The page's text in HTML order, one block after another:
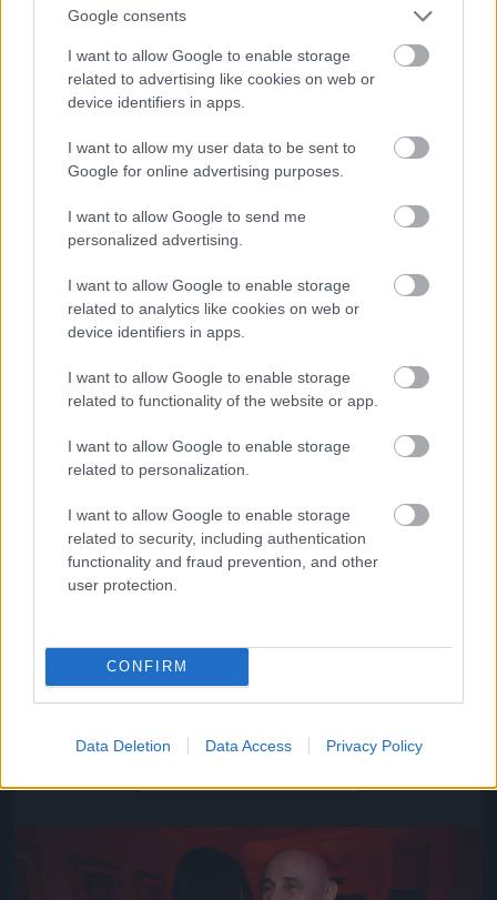
Google consents
I want to allow Google to enable storage
related to advertising like cookies on web or
device identifiers in apps.
I want to allow my user data to be sent to
Google for online advertising purposes.
I want to allow Google to send me
personalized advertising.
I want to allow Google to enable storage
related to analytics like cookies on web or
device identifiers in apps.
I want to allow Google to enable storage
related to functionality of the website or app.
I want to allow Google to enable storage
related to personalization.
I want to allow Google to enable storage
related to security, including authentication
functionality and fraud prevention, and other
user protection.
CONFIRM
Data Deletion Data Access Privacy Policy
Fotó: Szécsi István / Velvet
Jön még kép!
Fotó: Szécsi István / Velvet
Jön még kép!